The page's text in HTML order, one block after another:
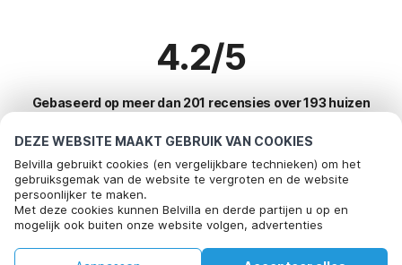
DEZE WEBSITE MAAKT GEBRUIK VAN COOKIES
Belvilla gebruikt cookies (en vergelijkbare technieken) om het
gebruiksgemak van de website te vergroten en de website
persoonlijker te maken.
Met deze cookies kunnen Belvilla en derde partijen u op en
mogelijk ook buiten onze website volgen, advertenties
social media.
4.2/5
Gebaseerd op meer dan 201 recensies over 193 huizen
Meest populaire bestemmingen voor
vakantie
Top steden met top voorzieningen voor vakantie
Kindvriendelijke vakantiehuizen bayeux
Bel om te boeken